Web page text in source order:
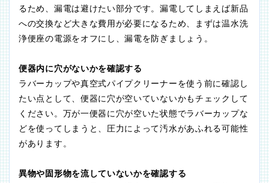
るため、漏電は避けたい部分です。漏電してしまえば新品
への交換など大きな費用が必要になるため、まずは温水洗
浄便座の電源をオフにし、漏電を防ぎましょう。
便器内に穴がないかを確認する
ラバーカップや真空式パイプクリーナーを使う前に確認し
たい点として、便器に穴が空いていないかもチェックして
ください。万が一便器に穴が空いた状態でラバーカップな
どを使ってしまうと、圧力によって汚水があふれる可能性
があります。
異物や固形物を流していないかを確認する